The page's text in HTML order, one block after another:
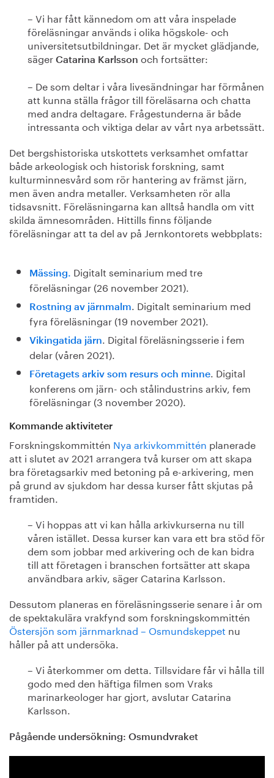
– Vi har fått kännedom om att våra inspelade
föreläsningar används i olika högskole- och
universitetsutbildningar. Det är mycket glädjande,
säger Catarina Karlsson och fortsätter:
– De som deltar i våra livesändningar har förmånen
att kunna ställa frågor till föreläsarna och chatta
med andra deltagare. Frågestunderna är både
intressanta och viktiga delar av vårt nya arbetssätt.
Det bergshistoriska utskottets verksamhet omfattar
både arkeologisk och historisk forskning, samt
kulturminnesvård som rör hantering av främst järn,
men även andra metaller. Verksamheten rör alla
tidsavsnitt. Föreläsningarna kan alltså handla om vitt
skilda ämnesområden. Hittills finns följande
föreläsningar att ta del av på Jernkontorets webbplats:
Mässing. Digitalt seminarium med tre
föreläsningar (26 november 2021).
Rostning av järnmalm. Digitalt seminarium med
fyra föreläsningar (19 november 2021).
Vikingatida järn. Digital föreläsningsserie i fem
delar (våren 2021).
Företagets arkiv som resurs och minne. Digital
konferens om järn- och stålindustrins arkiv, fem
föreläsningar (3 november 2020).
Kommande aktiviteter
Forskningskommittén Nya arkivkommittén planerade
att i slutet av 2021 arrangera två kurser om att skapa
bra företagsarkiv med betoning på e-arkivering, men
på grund av sjukdom har dessa kurser fått skjutas på
framtiden.
– Vi hoppas att vi kan hålla arkivkurserna nu till
våren istället. Dessa kurser kan vara ett bra stöd för
dem som jobbar med arkivering och de kan bidra
till att företagen i branschen fortsätter att skapa
användbara arkiv, säger Catarina Karlsson.
Dessutom planeras en föreläsningsserie senare i år om
de spektakulära vrakfynd som forskningskommittén
Östersjön som järnmarknad – Osmundskeppet nu
håller på att undersöka.
– Vi återkommer om detta. Tillsvidare får vi hålla till
godo med den häftiga filmen som Vraks
marinarkeologer har gjort, avslutar Catarina
Karlsson.
Pågående undersökning: Osmundvraket